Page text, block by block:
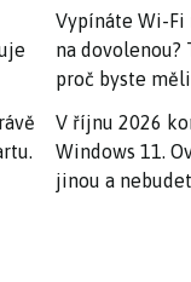
Vypínáte Wi-
na dovolenou?
proč byste měli
V říjnu 2026
Windows 11.
jinou a